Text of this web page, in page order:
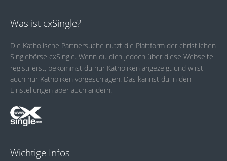
Was ist cxSingle?
Die Katholische Partnersuche nutzt die Plattform der christlichen
Singlebörse cxSingle. Wenn du dich jedoch über diese Webseite
registrierst, bekommst du nur Katholiken angezeigt und wirst
auch nur Katholiken vorgeschlagen. Das kannst du in den
Einstellungen aber auch ändern.
Wichtige Infos